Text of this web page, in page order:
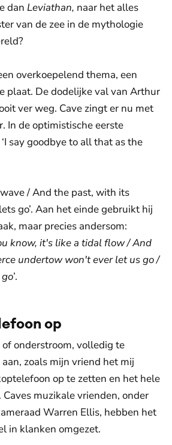
dan Leviathan, naar het alles
van de zee in de mythologie
overkoepelend thema, een
plaat. De dodelijke val van Arthur
ver weg. Cave zingt er nu met
In de optimistische eerste
say goodbye to all that as the
/ And the past, with its
go’. Aan het einde gebruikt hij
maar precies andersom:
know, it's like a tidal flow / And
undertow won't ever let us go /
’.
op
onderstroom, volledig te
zoals mijn vriend het mij
op te zetten en het hele
muzikale vrienden, onder
Warren Ellis, hebben het
in klanken omgezet.